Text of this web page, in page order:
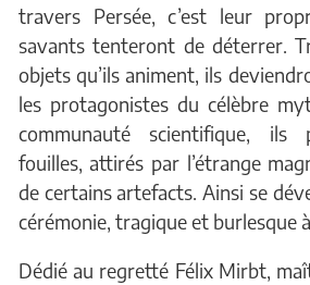
travers Persée, c’est leur
savants tenteront de déterrer.
objets qu’ils animent, ils
les protagonistes du célèbre
communauté scientifique, ils
fouilles, attirés par l’étrange
de certains artefacts. Ainsi se
cérémonie, tragique et burlesque
Dédié au regretté Félix Mirbt,